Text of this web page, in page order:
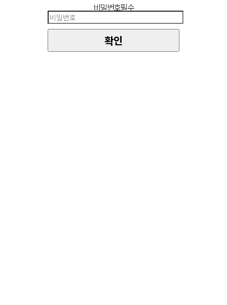
비밀번호필수